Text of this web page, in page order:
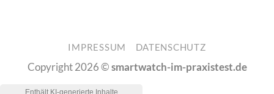
IMPRESSUM DATENSCHUTZ
Copyright 2026 ©smartwatch-im-praxistest.de